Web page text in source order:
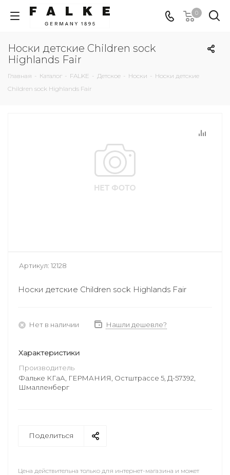
0
Носки детские Children sock
Highlands Fair
Главная - Каталог - FALKE - Детское - Носки - Носки детские
Children sock Highlands Fair
Артикул: 12128
Носки детские Children sock Highlands Fair
Нет в наличии Нашли дешевле?
Характеристики
Производитель
Фальке КГаА, ГЕРМАНИЯ, Остштрассе 5, Д-57392,
Шмалленберг
Поделиться
Цена действительна только для интернет-магазина и может